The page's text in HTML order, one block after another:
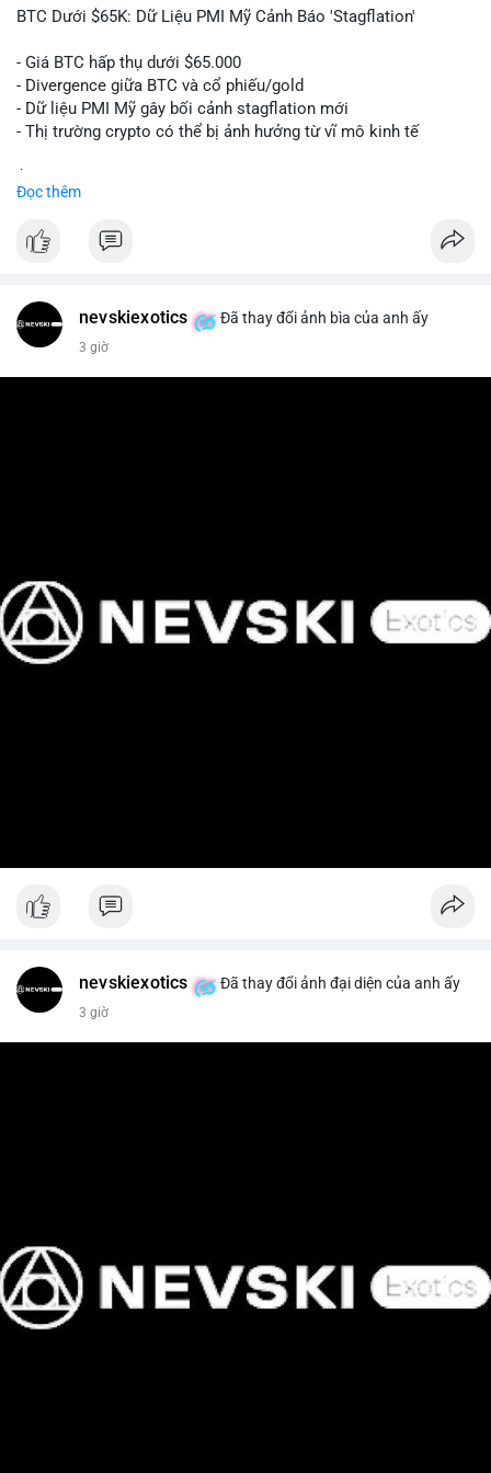
📰 Nguồn: Cointelegraph
BTC Dưới $65K: Dữ Liệu PMI Mỹ Cảnh Báo 'Stagflation'
- Giá BTC hấp thụ dưới $65.000
- Divergence giữa BTC và cổ phiếu/gold
- Dữ liệu PMI Mỹ gây bối cảnh stagflation mới
- Thị trường crypto có thể bị ảnh hưởng từ vĩ mô kinh tế
Đọc thêm
nevskiexotics Đã thay đổi ảnh bìa của anh ấy
3 giờ
nevskiexotics Đã thay đổi ảnh đại diện của anh ấy
3 giờ